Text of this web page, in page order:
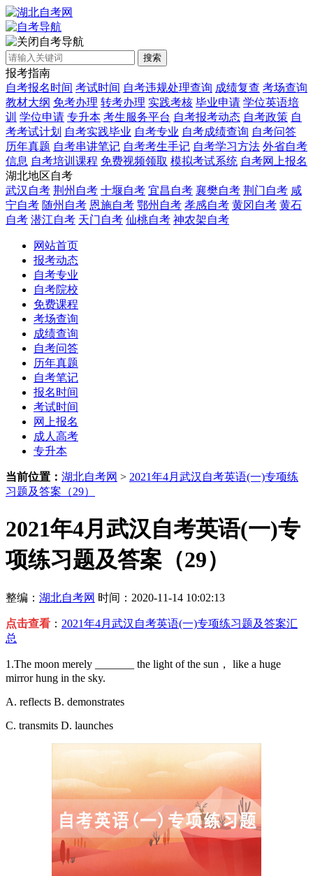
自考导航
搜索
报考指南
自考报名时间 考试时间 自考违规处理查询 成绩复查 考场查询
教材大纲 免考办理 转考办理 实践考核 毕业申请 学位英语培
训 学位申请 专升本 考生服务平台 自考报考动态 自考政策 自
考考试计划 自考实践毕业 自考专业 自考成绩查询 自考问答
历年真题 自考串讲笔记 自考考生手记 自考学习方法 外省自考
信息 自考培训课程 免费视频领取 模拟考试系统 自考网上报名
湖北地区自考
武汉自考 荆州自考 十堰自考 宜昌自考 襄樊自考 荆门自考 咸
宁自考 随州自考 恩施自考 鄂州自考 孝感自考 黄冈自考 黄石
自考 潜江自考 天门自考 仙桃自考 神农架自考
网站首页
报考动态
自考专业
自考院校
免费课程
考场查询
成绩查询
自考问答
历年真题
自考笔记
报名时间
考试时间
网上报名
成人高考
专升本
当前位置： 湖北自考网 > 2021年4月武汉自考英语(一)专项练
习题及答案（29）
2021年4月武汉自考英语(一)专
项练习题及答案（29）
整编： 湖北自考网 时间：2020-11-14 10:02:13
点击查看 ： 2021年4月武汉自考英语(一)专项练习题及答案汇
总
1.The moon merely _______ the light of the sun， like a huge
mirror hung in the sky.
A. reflects B. demonstrates
C. transmits D. launches